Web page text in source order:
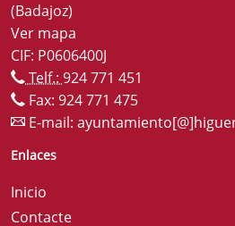
(Badajoz)
Ver mapa
CIF: P0606400J
Telf.: 924 771 451
Fax: 924 771 475
E-mail:
Enlaces
Inicio
Contacte